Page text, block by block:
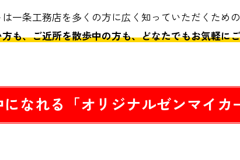
一条工務店を多くの方に広く知っていただくため
も、ご近所を散歩中の方も、どなたでもお気軽に
なれる「オリジナルゼンマイカ